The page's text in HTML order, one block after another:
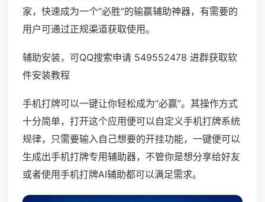
家，快速成为一个“必胜”的输赢辅助神器，有需要的
用户可通过正规渠道获取使用。
辅助安装，可QQ搜索申请 549552478 进群获取软
件安装教程
手机打牌可以一键让你轻松成为“必赢”。其操作方式
十分简单，打开这个应用便可以自定义手机打牌系统
规律，只需要输入自己想要的开挂功能，一键便可以
生成出手机打牌专用辅助器，不管你是想分享给好友
或者使用手机打牌AI辅助都可以满足需求。